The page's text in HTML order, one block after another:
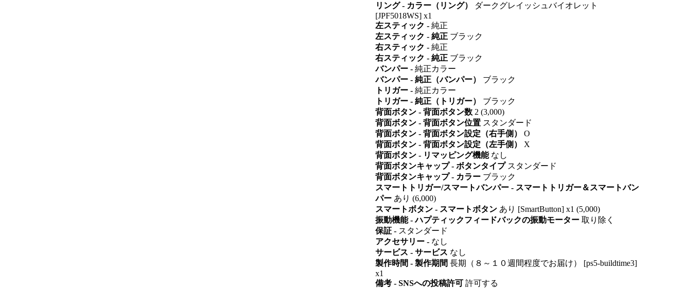
リング - カラー（リング）
ダークグレイッシュバイオレット
[JPF5018WS] x1
左スティック -純正
左スティック - 純正 ブラック
右スティック -純正
右スティック - 純正 ブラック
バンパー -純正カラー
バンパー - 純正（バンパー）
ブラック
トリガー -純正カラー
トリガー - 純正（トリガー）
ブラック
背面ボタン - 背面ボタン数 2 (3,000)
背面ボタン - 背面ボタン位置 スタンダード
背面ボタン - 背面ボタン設定（右手側）
O
背面ボタン - 背面ボタン設定（左手側）
X
背面ボタン - リマッピング機能なし
背面ボタンキャップ - ボタンタイプスタンダード
背面ボタンキャップ - カラー ブラック
スマートトリガー/スマートバンパー - スマートトリガー＆スマートバン
パー あり (6,000)
スマートボタン - スマートボタン あり [SmartButton] x1 (5,000)
振動機能 - ハプティックフィードバックの振動モーター 取り除く
保証 - スタンダード
アクセサリー - なし
サービス - サービス なし
製作時間 - 製作期間 長期（８～１０週間程度でお届け） [ps5-buildtime3]
x1
備考 - SNSへの投稿許可 許可する